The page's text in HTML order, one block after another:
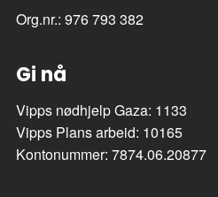
Org.nr.: 976 793 382
Gi nå
Vipps nødhjelp Gaza: 1133
Vipps Plans arbeid: 10165
Kontonummer: 7874.06.20877